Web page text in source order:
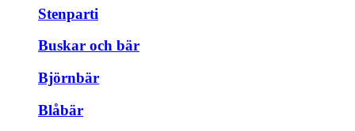
Stenparti
Buskar och bär
Björnbär
Blåbär